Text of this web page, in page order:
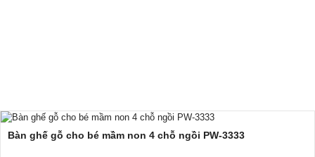
Bàn ghế gỗ cho bé mầm non 4 chỗ ngồi PW-3333